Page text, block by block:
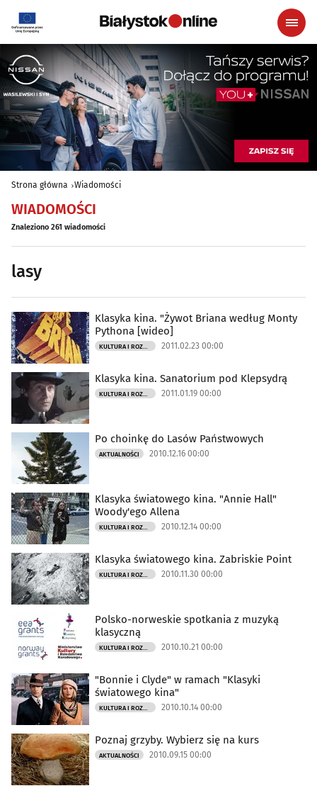
Strona główna Wiadomości
WIADOMOŚCI
Znaleziono 261 wiadomości
lasy
Klasyka kina. "Żywot Briana według Monty
Pythona [wideo]
KULTURA I ROZRYWKA 2011.02.23 00:00
Klasyka kina. Sanatorium pod Klepsydrą
KULTURA I ROZRYWKA 2011.01.19 00:00
Po choinkę do Lasów Państwowych
AKTUALNOŚCI 2010.12.16 00:00
Klasyka światowego kina. "Annie Hall"
Woody'ego Allena
KULTURA I ROZRYWKA 2010.12.14 00:00
Klasyka światowego kina. Zabriskie Point
KULTURA I ROZRYWKA 2010.11.30 00:00
Polsko-norweskie spotkania z muzyką
klasyczną
KULTURA I ROZRYWKA 2010.10.21 00:00
"Bonnie i Clyde" w ramach "Klasyki
światowego kina"
KULTURA I ROZRYWKA 2010.10.14 00:00
Poznaj grzyby. Wybierz się na kurs
AKTUALNOŚCI 2010.09.15 00:00